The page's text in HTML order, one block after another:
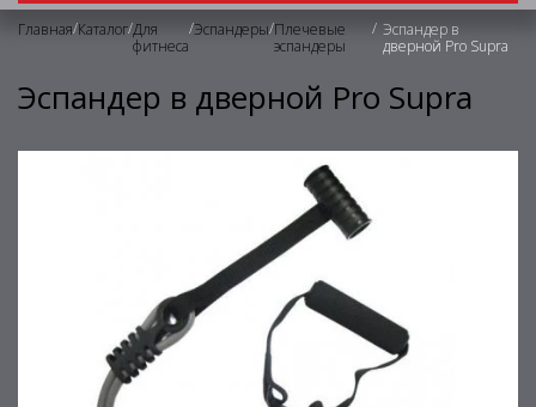
Главная/Каталог/Для
фитнеса
/Эспандеры/Плечевые
эспандеры
/ Эспандер в
дверной Pro Supra
Эспандер в дверной Pro Supra